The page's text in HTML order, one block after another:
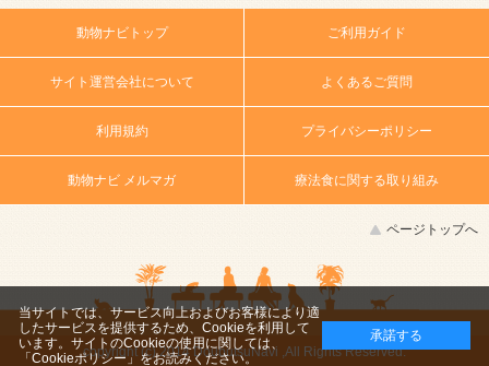
動物ナビトップ ご利用ガイド
サイト運営会社について よくあるご質問
利用規約 プライバシーポリシー
動物ナビ メルマガ 療法食に関する取り組み
ページトップへ
copyright (c) 2014 DoubutsuNavi ,All Rights Reserved.
当サイトでは、サービス向上およびお客様により適
したサービスを提供するため、Cookieを利用して
います。サイトのCookieの使用に関しては、
「Cookieポリシー」 をお読みください。
承諾する